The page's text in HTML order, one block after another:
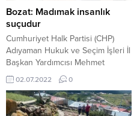
Bozat: Madımak insanlık
suçudur
Cumhuriyet Halk Partisi (CHP)
Adıyaman Hukuk ve Seçim İşleri İl
Başkan Yardımcısı Mehmet
Levent Bozat, Sivas katliamının
yıldönümü dolayısıyla yayınladığı
mesajında, “İnsanlık suçu olan
Madımak unutturulamaz” dedi.
02.07.2022 0